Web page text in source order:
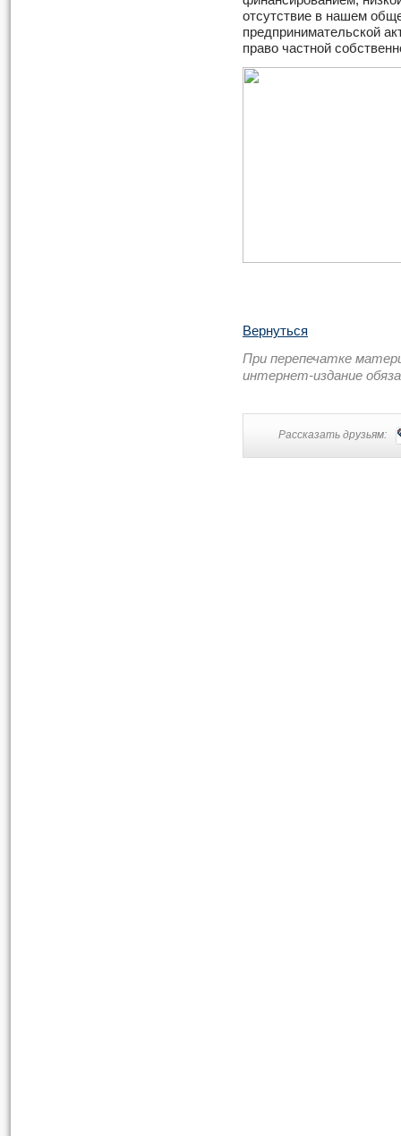
отсутствие в нашем
предпринимательской
право частной
Вернуться
При перепечатке
интернет-издание
Рассказать друзьям: